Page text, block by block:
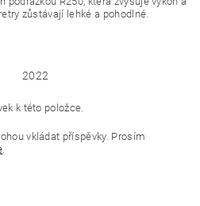
zůstávají lehké a pohodlné.
2022
k této položce.
vkládat příspěvky. Prosím
.